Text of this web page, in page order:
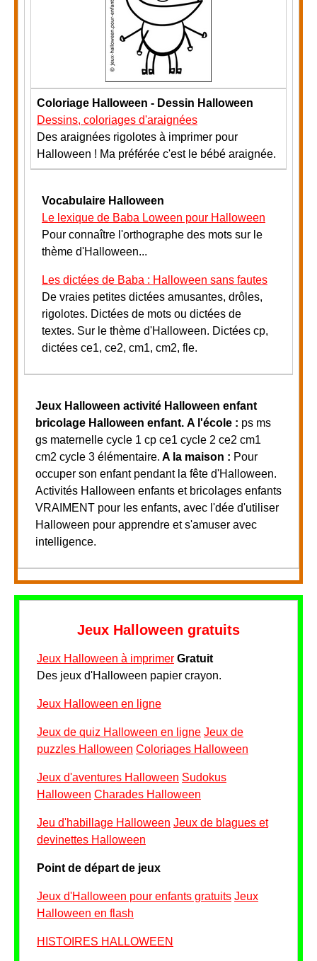
Coloriage Halloween - Dessin Halloween
Dessins, coloriages d'araignées
Des araignées rigolotes à imprimer pour
Halloween ! Ma préférée c'est le bébé araignée.
Vocabulaire Halloween
Le lexique de Baba Loween pour Halloween
Pour connaître l'orthographe des mots sur le
thème d'Halloween...
Les dictées de Baba : Halloween sans fautes
De vraies petites dictées amusantes, drôles,
rigolotes. Dictées de mots ou dictées de
textes. Sur le thème d'Halloween. Dictées cp,
dictées ce1, ce2, cm1, cm2, fle.
Jeux Halloween activité Halloween enfant
bricolage Halloween enfant. A l'école : ps ms
gs maternelle cycle 1 cp ce1 cycle 2 ce2 cm1
cm2 cycle 3 élémentaire. A la maison : Pour
occuper son enfant pendant la fête d'Halloween.
Activités Halloween enfants et bricolages enfants
VRAIMENT pour les enfants, avec l'dée d'utiliser
Halloween pour apprendre et s'amuser avec
intelligence.
Jeux Halloween gratuits
Jeux Halloween à imprimer Gratuit
Des jeux d'Halloween papier crayon.
Jeux Halloween en ligne
Jeux de quiz Halloween en ligne Jeux de
puzzles Halloween Coloriages Halloween
Jeux d'aventures Halloween Sudokus
Halloween Charades Halloween
Jeu d'habillage Halloween Jeux de blagues et
devinettes Halloween
Point de départ de jeux
Jeux d'Halloween pour enfants gratuits Jeux
Halloween en flash
HISTOIRES HALLOWEEN